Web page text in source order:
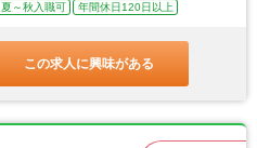
夏～秋入職可 年間休日120日以上
この求人に興味がある